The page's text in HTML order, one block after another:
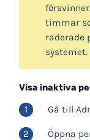
timmar
raderade
systemet.
Visa inaktiva
Gå till
Öppna